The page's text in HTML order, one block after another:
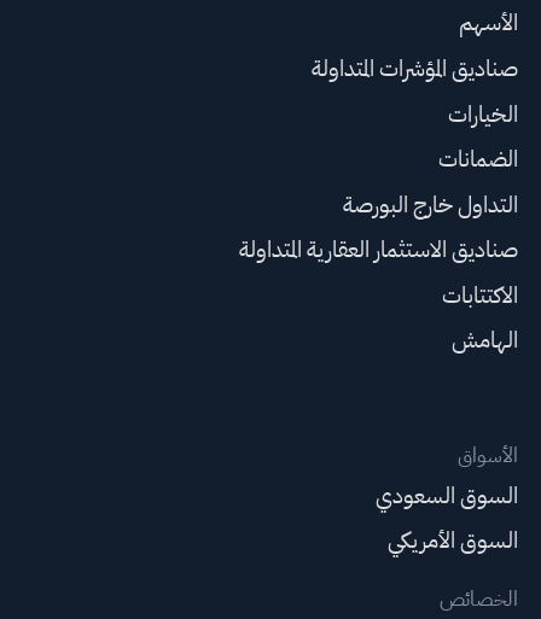
الأسهم
صناديق المؤشرات المتداولة
الخيارات
الضمانات
التداول خارج البورصة
صناديق الاستثمار العقارية المتداولة
الاكتتابات
الهامش
الأسواق
السوق السعودي
السوق الأمريكي
الخصائص